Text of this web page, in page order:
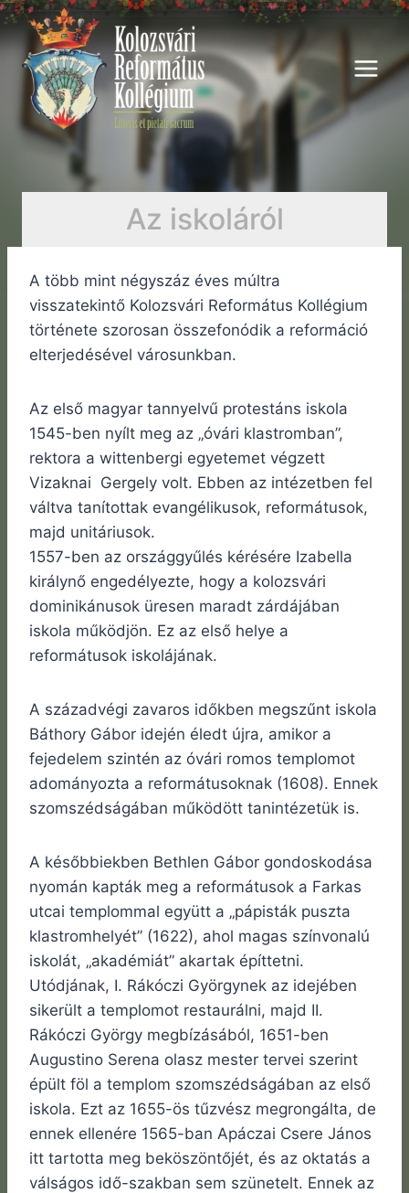
Skip
to
content
Az iskoláról
A több mint négyszáz éves múltra
visszatekintő Kolozsvári Református Kollégium
története szorosan összefonódik a reformáció
elterjedésével városunkban.
Az első magyar tannyelvű protestáns iskola
1545-ben nyílt meg az „óvári klastromban”,
rektora a wittenbergi egyetemet végzett
Vizaknai Gergely volt. Ebben az intézetben fel
váltva tanítottak evangélikusok, reformátusok,
majd unitáriusok.
1557-ben az országgyűlés kérésére Izabella
királynő engedélyezte, hogy a kolozsvári
dominikánusok üresen maradt zárdájában
iskola működjön. Ez az első helye a
reformátusok iskolájának.
A századvégi zavaros időkben megszűnt iskola
Báthory Gábor idején éledt újra, amikor a
fejedelem szintén az óvári romos templomot
adományozta a reformátusoknak (1608). Ennek
szomszédságában működött tanintézetük is.
A későbbiekben Bethlen Gábor gondoskodása
nyomán kapták meg a reformátusok a Farkas
utcai templommal együtt a „pápisták puszta
klastromhelyét” (1622), ahol magas színvonalú
iskolát, „akadémiát” akartak építtetni.
Utódjának, I. Rákóczi Györgynek az idejében
sikerült a templomot restaurálni, majd II.
Rákóczi György megbízásából, 1651-ben
Augustino Serena olasz mester tervei szerint
épült föl a templom szomszédságában az első
iskola. Ezt az 1655-ös tűzvész megrongálta, de
ennek ellenére 1565-ban Apáczai Csere János
itt tartotta meg beköszöntőjét, és az oktatás a
válságos idő-szakban sem szünetelt. Ennek az